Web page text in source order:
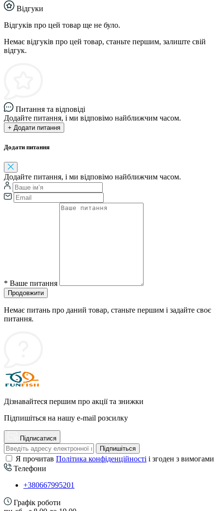
Відгуки
Відгуків про цей товар ще не було.
Немає відгуків про цей товар, станьте першим, залиште свій
відгук.
Питання та відповіді
Додайте питання, і ми відповімо найближчим часом.
+ Додати питання
Додати питання
Додайте питання, і ми відповімо найближчим часом.
* Ваше питання
Продовжити
Немає питань про даний товар, станьте першим і задайте своє
питання.
Дізнавайтеся першим про акції та знижки
Підпишіться на нашу e-mail розсилку
Підписатися
Підпишіться
Я прочитав Політика конфіденційності і згоден з вимогами
Телефони
+380667995201
Графік роботи